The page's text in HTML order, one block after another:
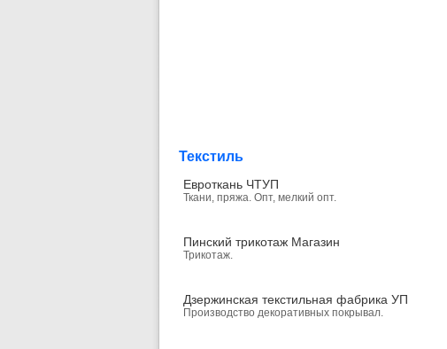
Текстиль
Евроткань ЧТУП
Ткани, пряжа. Опт, мелкий опт.
Пинский трикотаж Магазин
Трикотаж.
Дзержинская текстильная фабрика УП
Производство декоративных покрывал.